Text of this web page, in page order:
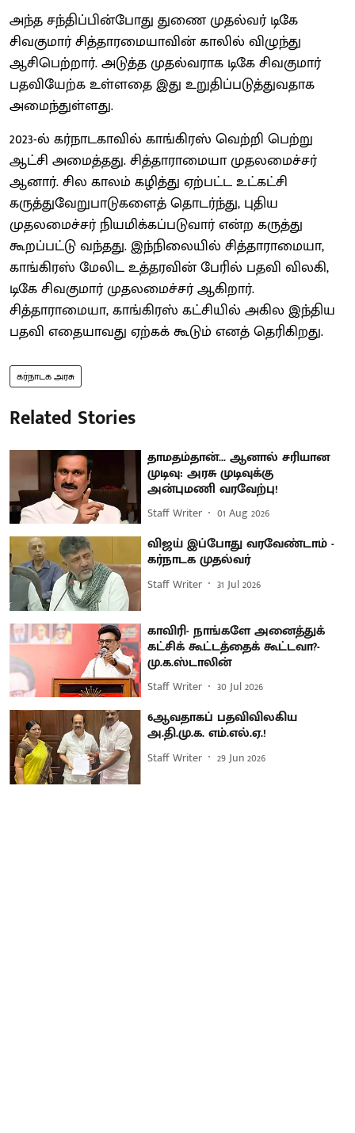
அந்த சந்திப்பின்போது துணை முதல்வர் டிகே
சிவகுமார் சித்தாரமையாவின் காலில் விழுந்து
ஆசிபெற்றார். அடுத்த முதல்வராக டிகே சிவகுமார்
பதவியேற்க உள்ளதை இது உறுதிப்படுத்துவதாக
அமைந்துள்ளது.
2023-ல் கர்நாடகாவில் காங்கிரஸ் வெற்றி பெற்று
ஆட்சி அமைத்தது. சித்தாராமையா முதலமைச்சர்
ஆனார். சில காலம் கழித்து ஏற்பட்ட உட்கட்சி
கருத்துவேறுபாடுகளைத் தொடர்ந்து, புதிய
முதலமைச்சர் நியமிக்கப்படுவார் என்ற கருத்து
கூறப்பட்டு வந்தது. இந்நிலையில் சித்தாராமையா,
காங்கிரஸ் மேலிட உத்தரவின் பேரில் பதவி விலகி,
டிகே சிவகுமார் முதலமைச்சர் ஆகிறார்.
சித்தாராமையா, காங்கிரஸ் கட்சியில் அகில இந்திய
பதவி எதையாவது ஏற்கக் கூடும் எனத் தெரிகிறது.
கர்நாடக அரசு
Related Stories
தாமதம்தான்... ஆனால் சரியான
முடிவு: அரசு முடிவுக்கு
அன்புமணி வரவேற்பு!
Staff Writer 01 Aug 2026
விஜய் இப்போது வரவேண்டாம் -
கர்நாடக முதல்வர்
Staff Writer 31 Jul 2026
காவிரி- நாங்களே அனைத்துக்
கட்சிக் கூட்டத்தைக் கூட்டவா?-
மு.க.ஸ்டாலின்
Staff Writer 30 Jul 2026
6ஆவதாகப் பதவிவிலகிய
அ.தி.மு.க. எம்.எல்.ஏ.!
Staff Writer 29 Jun 2026